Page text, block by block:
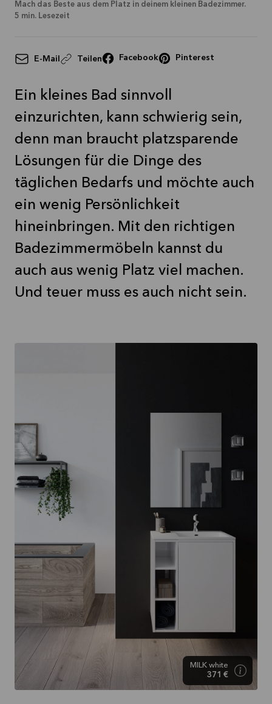
Mach das Beste aus dem Platz in deinem kleinen Badezimmer.
5 min. Lesezeit
E-Mail Teilen Facebook Pinterest
Ein kleines Bad sinnvoll
einzurichten, kann schwierig sein,
denn man braucht platzsparende
Lösungen für die Dinge des
täglichen Bedarfs und möchte auch
ein wenig Persönlichkeit
hineinbringen. Mit den richtigen
Badezimmermöbeln kannst du
auch aus wenig Platz viel machen.
Und teuer muss es auch nicht sein.
MILK white
371 €